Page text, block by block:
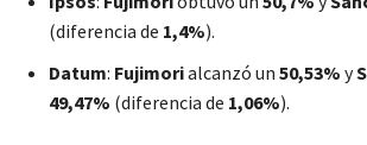
(diferencia de 1,4%).
Datum: Fujimorialcanzó un 50,53% y
49,47% (diferencia de 1,06%).